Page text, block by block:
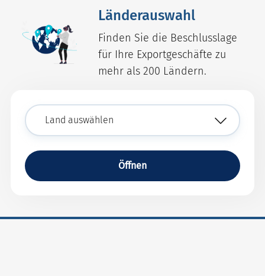
Länderauswahl
Finden Sie die Beschlusslage
für Ihre Exportgeschäfte zu
mehr als 200 Ländern.
Öffnen